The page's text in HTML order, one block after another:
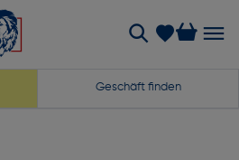
Geschäft finden